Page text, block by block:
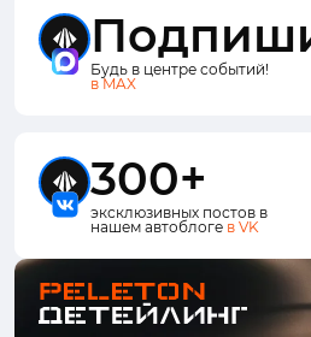
Будь в центре событий!
в MAX
300+
эксклюзивных постов в
нашем автоблоге в VK